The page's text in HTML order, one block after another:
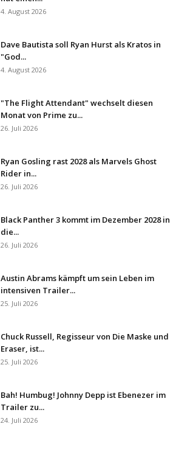
4. August 2026
Dave Bautista soll Ryan Hurst als Kratos in
"God...
4. August 2026
"The Flight Attendant" wechselt diesen
Monat von Prime zu...
26. Juli 2026
Ryan Gosling rast 2028 als Marvels Ghost
Rider in...
26. Juli 2026
Black Panther 3 kommt im Dezember 2028 in
die...
26. Juli 2026
Austin Abrams kämpft um sein Leben im
intensiven Trailer...
25. Juli 2026
Chuck Russell, Regisseur von Die Maske und
Eraser, ist...
25. Juli 2026
Bah! Humbug! Johnny Depp ist Ebenezer im
Trailer zu...
24. Juli 2026